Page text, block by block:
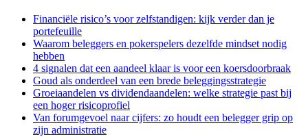
Financiële risico’s voor zelfstandigen: kijk verder dan je
portefeuille
Waarom beleggers en pokerspelers dezelfde mindset nodig
hebben
4 signalen dat een aandeel klaar is voor een koersdoorbraak
Goud als onderdeel van een brede beleggingsstrategie
Groeiaandelen vs dividendaandelen: welke strategie past bij
een hoger risicoprofiel
Van forumgevoel naar cijfers: zo houdt een belegger grip op
zijn administratie